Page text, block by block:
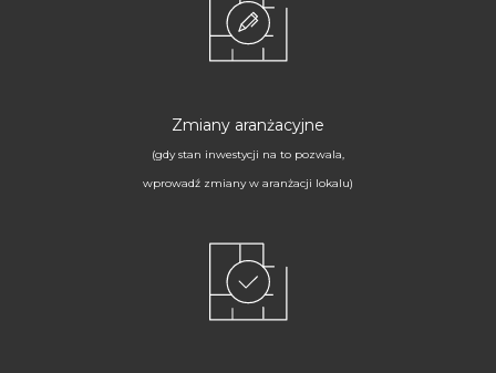
Zmiany aranżacyjne
(gdy stan inwestycji na to pozwala,
wprowadź zmiany w aranżacji lokalu)